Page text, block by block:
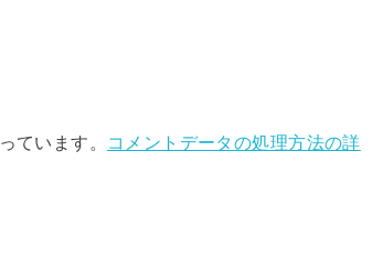
います。 コメントデータの処理方法の詳